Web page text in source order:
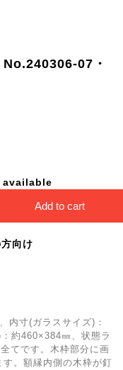
07・
Add to cart
向け
内寸(ガラスサイズ)：
約460×384㎜、状態ラ
てです。木枠部分に画
。額縁内側の木枠が釘